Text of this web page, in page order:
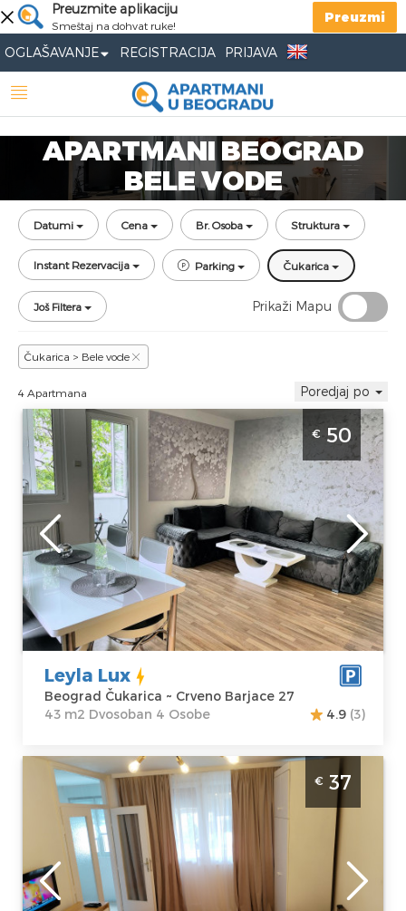
Preuzmite aplikaciju
Smeštaj na dohvat ruke!
Preuzmi
OGLAŠAVANJE REGISTRACIJA PRIJAVA
APARTMANI BEOGRAD
BELE VODE
Datumi Cena Br. Osoba Struktura
Instant Rezervacija Parking Čukarica
Još Filtera Prikaži Mapu
Čukarica > Bele vode
4 Apartmana Poredjaj po
Dvosoban Apartman Leyla Lux Beograd
Čukarica, jednosoban, 27m2, idealan za
boravak do 4 osobe
Beograd
Lokacija:
Beograd
Čukarica
Adresa:Crveno
Barjace 27
Cena50 €
Gosti:4
Kvadratura :43
m2
Struktura :
Dvosoban
€ 50
Leyla Lux
Beograd Čukarica ~ Crveno Barjace 27
43 m2 Dvosoban 4 Osobe
4.9 (3)
Dvosoban Apartman Lori Beograd Cukarica
velicine 38m2, dostupan za boravak do 4
osobe
Beograd
Lokacija:
Beograd
Gosti:5
Kvadratura :
€ 37